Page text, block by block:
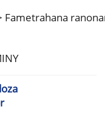
Fametrahana